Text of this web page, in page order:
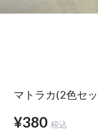
マトラカ(2色セ
¥380 税込